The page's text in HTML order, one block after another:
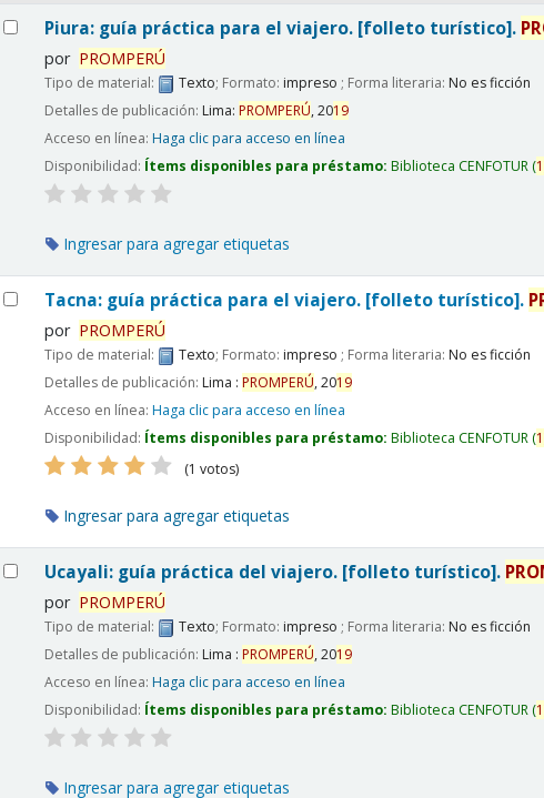
Resultados
Piura: guía práctica para el viajero. [folleto turístico].
por PROMPERÚ
Tipo de material: Texto; Formato:impreso ; Forma literaria:No es ficción
Detalles de publicación:Lima:PROMPERÚ,2019
Acceso en línea:Haga clic para acceso en línea
Disponibilidad: Ítems disponibles para préstamo:Biblioteca CENFOTUR (
Ingresar para agregar etiquetas
Tacna: guía práctica para el viajero. [folleto turístico].
por PROMPERÚ
Tipo de material: Texto; Formato:impreso ; Forma literaria:No es ficción
Detalles de publicación:Lima : PROMPERÚ,2019
Acceso en línea:Haga clic para acceso en línea
Disponibilidad: Ítems disponibles para préstamo:Biblioteca CENFOTUR (
(1 votos)
Ingresar para agregar etiquetas
Ucayali: guía práctica del viajero. [folleto turístico].
por PROMPERÚ
Tipo de material: Texto; Formato:impreso ; Forma literaria:No es ficción
Detalles de publicación:Lima : PROMPERÚ,2019
Acceso en línea:Haga clic para acceso en línea
Disponibilidad: Ítems disponibles para préstamo:Biblioteca CENFOTUR (
Ingresar para agregar etiquetas